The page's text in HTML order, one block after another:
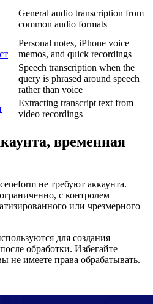
General audio transcription from
common audio formats
Personal notes, iPhone voice
memos, and quick recordings
Speech transcription when the
query is phrased around speech
rather than voice
Extracting transcript text from
video recordings
временная
не требуют аккаунта.
с контролем
или чрезмерного
для создания
обработки. Избегайте
не имеете права обрабатывать.